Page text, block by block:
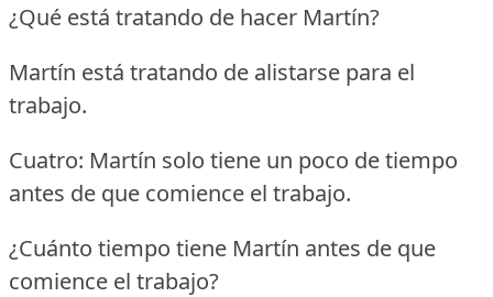
¿Qué está tratando de hacer Martín?
Martín está tratando de alistarse para el
trabajo.
Cuatro: Martín solo tiene un poco de tiempo
antes de que comience el trabajo.
¿Cuánto tiempo tiene Martín antes de que
comience el trabajo?